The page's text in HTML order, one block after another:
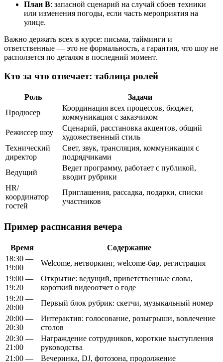
План B: запасной сценарий на случай сбоев техники
или изменения погоды, если часть мероприятия на
улице.
Важно держать всех в курсе: письма, тайминги и
ответственные — это не формальность, а гарантия, что шоу не
расползется по деталям в последний момент.
Кто за что отвечает: таблица ролей
Роль
Задачи
Продюсер
Координация всех процессов, бюджет,
коммуникация с заказчиком
Режиссер шоу
Сценарий, расстановка акцентов, общий
художественный стиль
Технический
директор
Свет, звук, трансляция, коммуникация с
подрядчиками
Ведущий
Ведет программу, работает с публикой,
вводит рубрики
HR/
координатор
гостей
Приглашения, рассадка, подарки, списки
участников
Пример расписания вечера
Время
Содержание
18:30 —
19:00
Welcome, нетворкинг, welcome-бар, регистрация
19:00 —
19:20
Открытие: ведущий, приветственные слова,
короткий видеоотчет о годе
19:20 —
20:00
Первый блок рубрик: скетчи, музыкальный номер
20:00 —
20:30
Интерактив: голосование, розыгрыши, вовлечение
столов
20:30 —
21:00
Награждение сотрудников, короткие выступления
руководства
21:00 —
Вечеринка, DJ, фотозона, продолжение